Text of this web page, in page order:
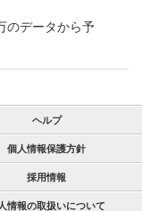
のデータから予
ヘルプ
個人情報保護方針
採用情報
情報の取扱いについて